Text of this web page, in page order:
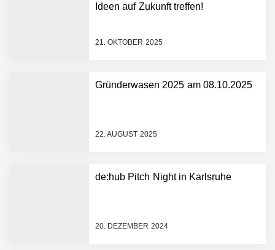
Ideen auf Zukunft treffen!
21. OKTOBER 2025
Gründerwasen 2025 am 08.10.2025
22. AUGUST 2025
de:hub Pitch Night in Karlsruhe
20. DEZEMBER 2024
Dollar bekannt, um den
Plattform zu beschleunigen
NEURA Robotics und
AI breit auszurollen